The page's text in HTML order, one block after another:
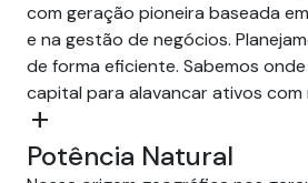
com geração pioneira baseada
e na gestão de negócios.
de forma eficiente. Sabemos
capital para alavancar ativos com
add
Potência Natural